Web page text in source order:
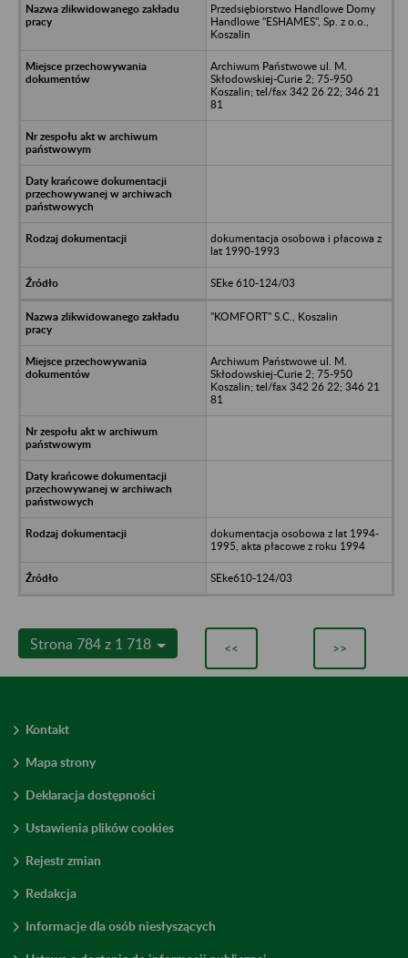
Przedsiębiorstwo Handlowe Domy
Handlowe "ESHAMES", Sp. z o.o.,
Koszalin
Archiwum Państwowe ul. M.
Skłodowskiej-Curie 2; 75-950
Koszalin; tel/fax 342 26 22; 346 21
81
dokumentacja osobowa i płacowa z
lat 1990-1993
SEke 610-124/03
"KOMFORT" S.C., Koszalin
Archiwum Państwowe ul. M.
Skłodowskiej-Curie 2; 75-950
Koszalin; tel/fax 342 26 22; 346 21
81
dokumentacja osobowa z lat 1994-
1995, akta płacowe z roku 1994
SEke610-124/03
Strona 784 z 1 718 << >>
Kontakt
Mapa strony
Deklaracja dostępności
Ustawienia plików cookies
Rejestr zmian
Redakcja
Informacje dla osób niesłyszących